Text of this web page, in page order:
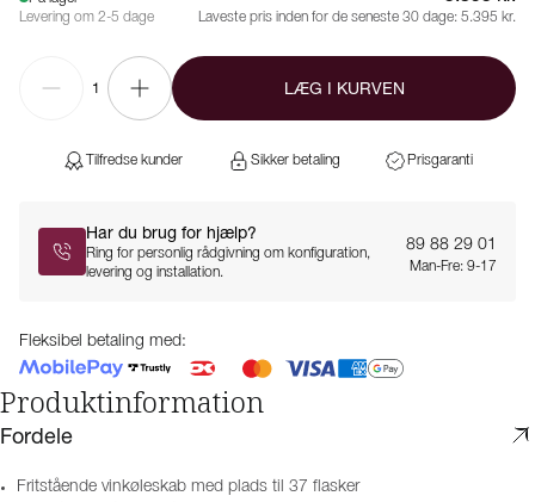
Levering om 2-5 dage
Laveste pris inden for de seneste 30 dage: 5.395 kr.
1 LÆG I KURVEN
Tilfredse kunder Sikker betaling Prisgaranti
Har du brug for hjælp?
Ring for personlig rådgivning om konfiguration,
levering og installation.
89 88 29 01
Man-Fre: 9-17
Fleksibel betaling med:
Produktinformation
Fordele
Fritstående vinkøleskab med plads til 37 flasker